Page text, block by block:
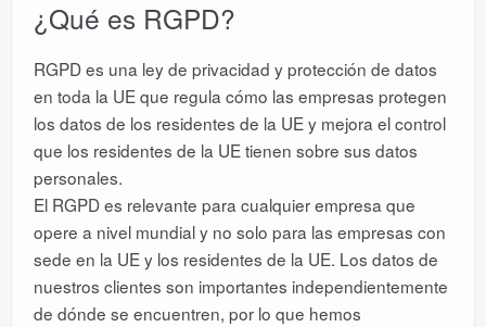
¿Qué es RGPD?
RGPD es una ley de privacidad y protección de datos
en toda la UE que regula cómo las empresas protegen
los datos de los residentes de la UE y mejora el control
que los residentes de la UE tienen sobre sus datos
personales.
El RGPD es relevante para cualquier empresa que
opere a nivel mundial y no solo para las empresas con
sede en la UE y los residentes de la UE. Los datos de
nuestros clientes son importantes independientemente
de dónde se encuentren, por lo que hemos